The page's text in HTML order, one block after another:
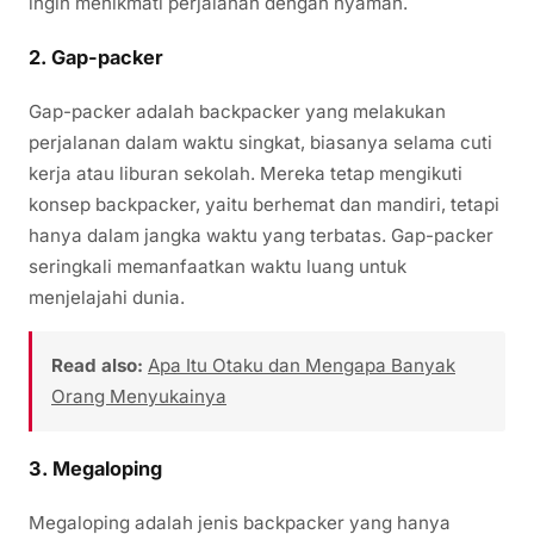
2. Gap-packer
Gap-packer adalah backpacker yang melakukan
perjalanan dalam waktu singkat, biasanya selama cuti
kerja atau liburan sekolah. Mereka tetap mengikuti
konsep backpacker, yaitu berhemat dan mandiri, tetapi
hanya dalam jangka waktu yang terbatas. Gap-packer
seringkali memanfaatkan waktu luang untuk
menjelajahi dunia.
Read also: Apa Itu Otaku dan Mengapa Banyak
Orang Menyukainya
3. Megaloping
Megaloping adalah jenis backpacker yang hanya